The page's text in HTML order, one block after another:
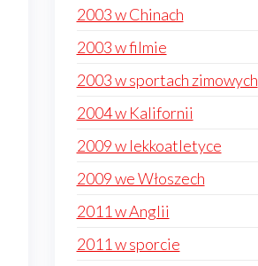
2003 w Chinach
2003 w filmie
2003 w sportach zimowych
2004 w Kalifornii
2009 w lekkoatletyce
2009 we Włoszech
2011 w Anglii
2011 w sporcie